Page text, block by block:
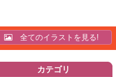
全てのイラストを見る!
カテゴリ